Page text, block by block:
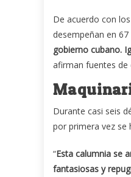
De acuerdo con
desempeñan en 67
gobierno cubano.
afirman fuentes de
Durante casi seis
por primera vez se
“Esta calumnia se
fantasiosas y